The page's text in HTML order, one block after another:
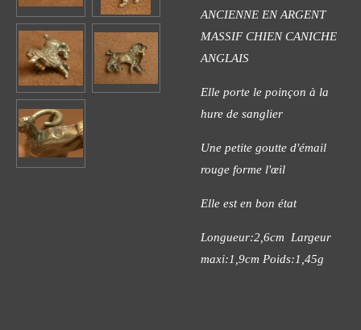
ANCIENNE EN ARGENT
MASSIF CHIEN CANICHE
ANGLAIS
Elle porte le poinçon à la
hure de sanglier
Une petite goutte d'émail
rouge forme l'œil
Elle est en bon état
Longueur:2,6cm Largeur
maxi:1,9cm Poids:1,45g